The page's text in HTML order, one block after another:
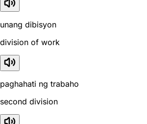
unang dibisyon
division of work
paghahati ng trabaho
second division